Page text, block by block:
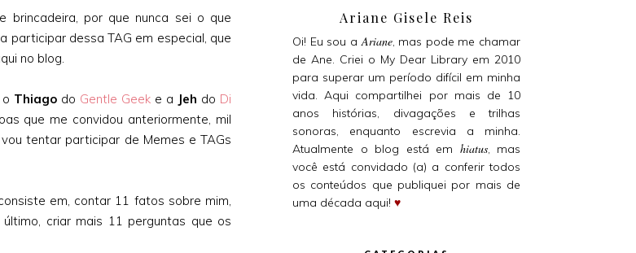
por que nunca sei o que
participar dessa TAG em especial, que
no blog.
Thiago do Gentle Geek e a Jeh do Di
que me convidou anteriormente, mil
tentar participar de Memes e TAGs
em, contar 11 fatos sobre mim,
criar mais 11 perguntas que os
Ariane Gisele Reis
Oi! Eu sou aAriane, mas pode me chamar
de Ane. Criei o My Dear Library em 2010
para superar um período difícil em minha
vida. Aqui compartilhei por mais de 10
anos histórias, divagações e trilhas
sonoras, enquanto escrevia a minha.
Atualmente o blog está em hiatus, mas
você está convidado (a) a conferir todos
os conteúdos que publiquei por mais de
uma década aqui! ♥